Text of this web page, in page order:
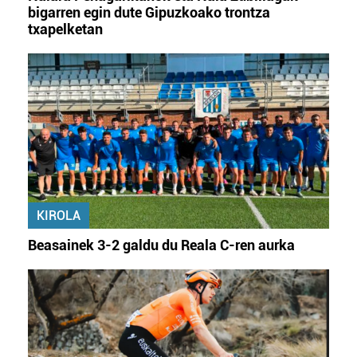
bigarren egin dute Gipuzkoako trontza
txapelketan
KIROLA
Beasainek 3-2 galdu du Reala C-ren aurka